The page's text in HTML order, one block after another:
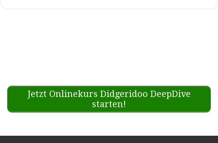
Jetzt Onlinekurs Didgeridoo DeepDive
starten!